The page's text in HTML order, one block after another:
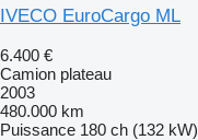
IVECO EuroCargo ML
6.400 €
Camion plateau
2003
480.000 km
Puissance 180 ch (132 kW)